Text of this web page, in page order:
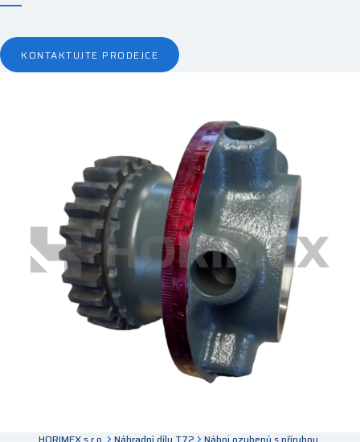
KONTAKTUJTE PRODEJCE
HORIMEX s.r.o. Náhradní díly T72 Náboj ozubený s přírubou